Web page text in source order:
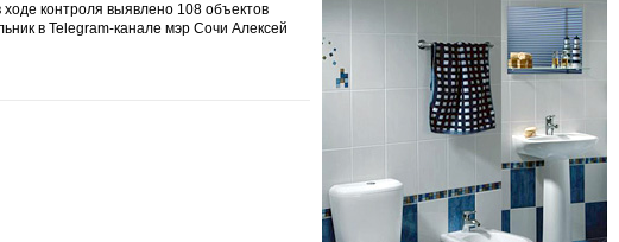
контроля выявлено 108 объектов
в Telegram-канале мэр Сочи Алексей